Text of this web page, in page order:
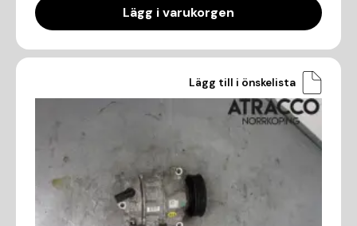
Lägg i varukorgen
Lägg till i önskelista